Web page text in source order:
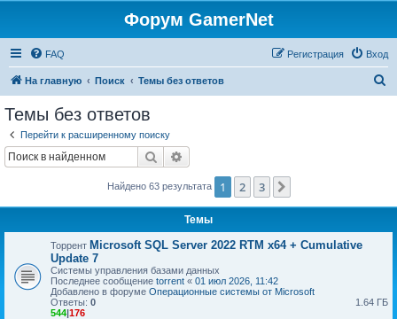
Форум GamerNet
FAQ Вход
Регистрация
На главную Поиск Темы без ответов
Темы без ответов
Перейти к расширенному поиску
Поиск
Найдено 63 результата 1 2 3
Темы
Торрент Microsoft SQL Server 2022 RTM x64 + Cumulative
Update 7
Системы управления базами данных
Последнее сообщение torrent « 01 июл 2026, 11:42
Добавлено в форуме Операционные системы от Microsoft
Ответы: 0
544|176
1.64 ГБ